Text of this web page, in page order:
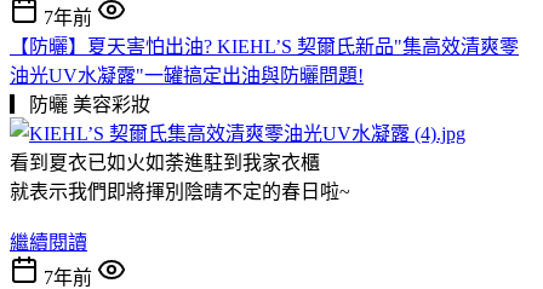
7年前
【防曬】夏天害怕出油? KIEHL’S 契爾氏新品"集高效清爽零
油光UV水凝露"一罐搞定出油與防曬問題!
▎防曬 美容彩妝
看到夏衣已如火如荼進駐到我家衣櫃
就表示我們即將揮別陰晴不定的春日啦~
繼續閱讀
7年前